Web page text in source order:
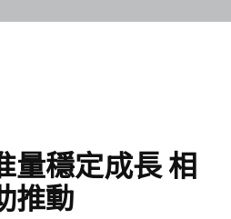
量穩定成長 相
推動